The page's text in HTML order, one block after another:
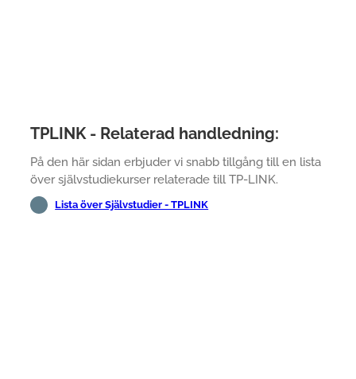
TPLINK - Relaterad handledning:
På den här sidan erbjuder vi snabb tillgång till en lista
över självstudiekurser relaterade till TP-LINK.
Lista över Självstudier - TPLINK